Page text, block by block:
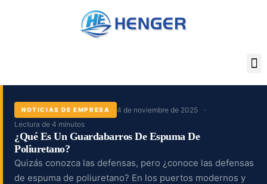
NOTICIAS DE EMPRESA
4 de noviembre de 2025
Lectura de 4 minutos
¿Qué Es Un Guardabarros De Espuma De
Poliuretano?
Quizás conozca las defensas, pero ¿conoce las defensas
de espuma de poliuretano? En los puertos modernos y